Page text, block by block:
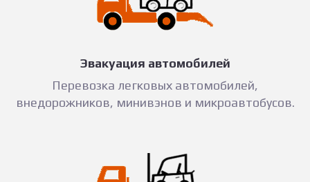
Эвакуация автомобилей
Перевозка легковых автомобилей,
внедорожников, минивэнов и микроавтобусов.